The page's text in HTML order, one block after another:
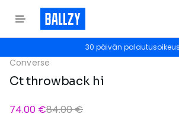
30 päivän palautusoikeus
Converse
Ct throwback hi
74.00 €84.00 €